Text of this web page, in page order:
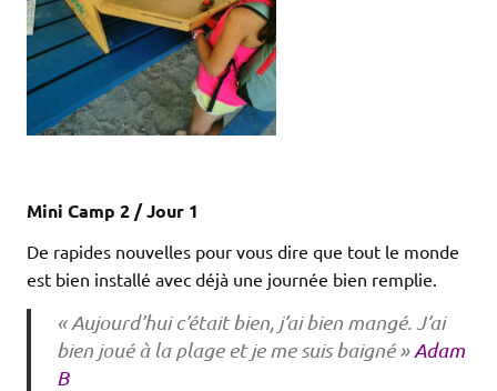
Mini Camp 2 / Jour 1
De rapides nouvelles pour vous dire que tout le monde
est bien installé avec déjà une journée bien remplie.
« Aujourd’hui c’était bien, j’ai bien mangé. J’ai
bien joué à la plage et je me suis baigné »Adam
B